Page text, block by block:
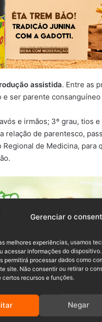
Gerenciar o
melhores experiências, usamos
acessar informações do
permitirá processar dados como
site. Não consentir ou retirar o
certos recursos e funções.
Negar
assistida. Entre as
ser parente consanguíneo
e irmãos; 3º grau, tios
relação de parentesco,
de Medicina, para
passa a não ser mais
o útero, obedecendo
Acima desta idade,